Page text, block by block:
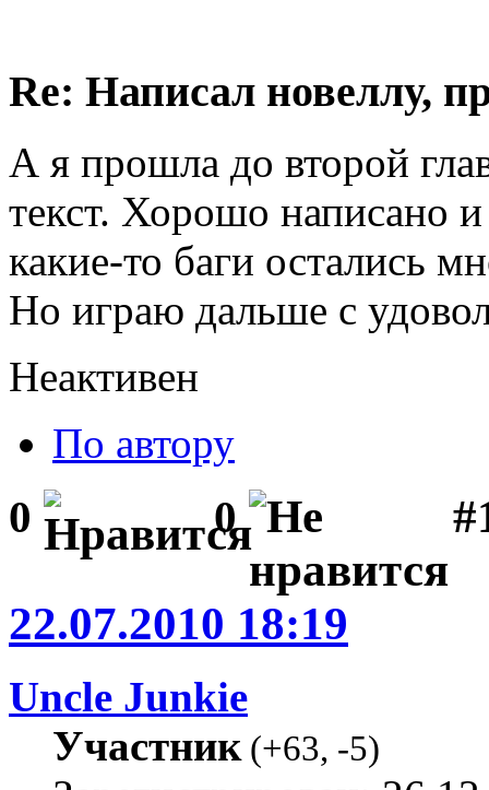
Re: Написал новеллу,
А я прошла до второй
текст. Хорошо написано
какие-то баги остались
Но играю дальше с
Неактивен
По автору
0 0
22.07.2010 18:19
Uncle Junkie
Участник(+63, -5)